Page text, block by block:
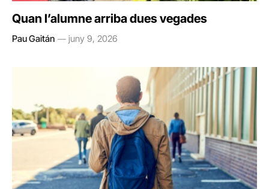
Quan l’alumne arriba dues vegades
Pau Gaitán juny 9, 2026